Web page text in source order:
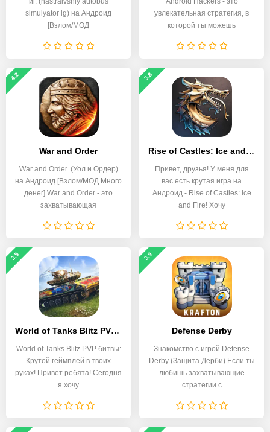
simulyator ig) на Андроид
[Взлом/МОД
увлекательная стратегия, в
которой ты можешь
4.2
War and Order
War and Order. (Уол и Ордер)
на Андроид [Взлом/МОД Много
денег] War and Order - это
захватывающая
3.8
Rise of Castles: Ice and Fire
Привет, друзья! У меня для
вас есть крутая игра на
Андроид - Rise of Castles: Ice
and Fire! Хочу
3.5
World of Tanks Blitz PVP битвы
World of Tanks Blitz PVP битвы:
Крутой геймплей в твоих
руках! Привет ребята! Сегодня
я хочу
3.9
Defense Derby
Знакомство с игрой Defense
Derby (Защита Дерби) Если ты
любишь захватывающие
стратегии с